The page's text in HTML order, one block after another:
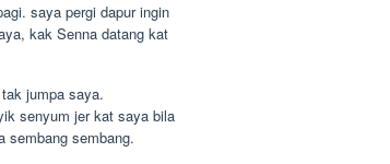
saya pergi dapur ingin
kak Senna datang kat
jumpa saya.
senyum jer kat saya bila
sembang sembang.